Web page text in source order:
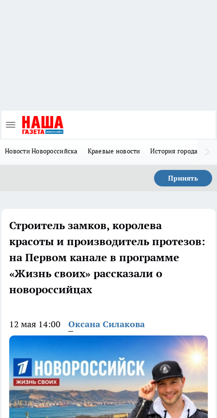
Новости Новороссийска Краевые новости История города Н
Принять
Строитель замков, королева
красоты и производитель протезов:
на Первом канале в программе
«Жизнь своих» рассказали о
новороссийцах
12 мая 14:00 Оксана Силакова